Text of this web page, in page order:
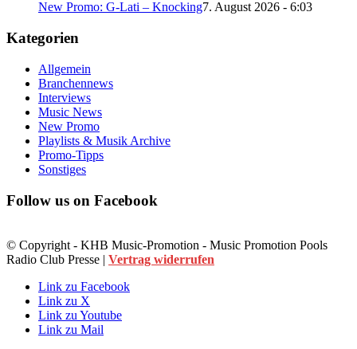
New Promo: G-Lati – Knocking7. August 2026 - 6:03
Kategorien
Allgemein
Branchennews
Interviews
Music News
New Promo
Playlists & Musik Archive
Promo-Tipps
Sonstiges
Follow us on Facebook
© Copyright - KHB Music-Promotion - Music Promotion Pools
Radio Club Presse | Vertrag widerrufen
Link zu Facebook
Link zu X
Link zu Youtube
Link zu Mail